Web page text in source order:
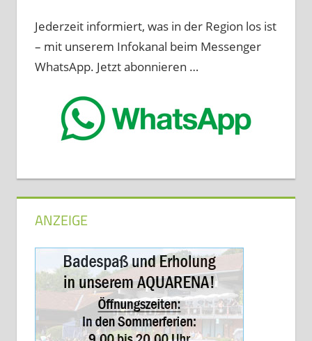
Jederzeit informiert, was in der Region los ist
– mit unserem Infokanal beim Messenger
WhatsApp. Jetzt abonnieren …
ANZEIGE